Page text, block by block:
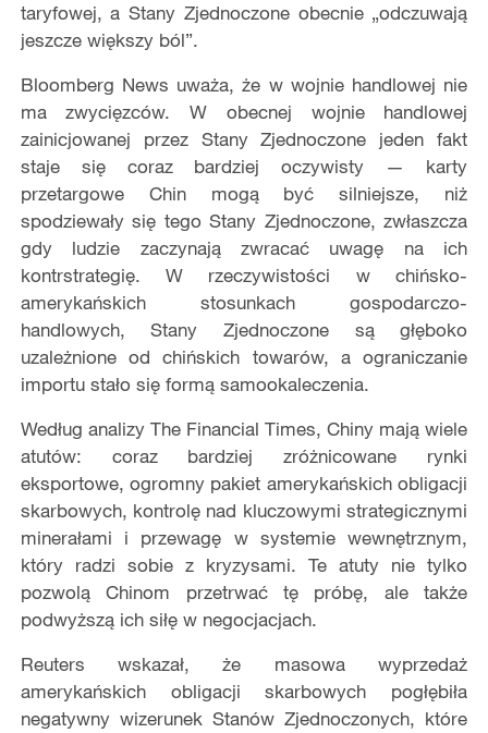
taryfowej, a Stany Zjednoczone obecnie „odczuwają
jeszcze większy ból”.
Bloomberg News uważa, że w wojnie handlowej nie
ma zwycięzców. W obecnej wojnie handlowej
zainicjowanej przez Stany Zjednoczone jeden fakt
staje się coraz bardziej oczywisty — karty
przetargowe Chin mogą być silniejsze, niż
spodziewały się tego Stany Zjednoczone, zwłaszcza
gdy ludzie zaczynają zwracać uwagę na ich
kontrstrategię. W rzeczywistości w chińsko-
amerykańskich stosunkach gospodarczo-
handlowych, Stany Zjednoczone są głęboko
uzależnione od chińskich towarów, a ograniczanie
importu stało się formą samookaleczenia.
Według analizy The Financial Times, Chiny mają wiele
atutów: coraz bardziej zróżnicowane rynki
eksportowe, ogromny pakiet amerykańskich obligacji
skarbowych, kontrolę nad kluczowymi strategicznymi
minerałami i przewagę w systemie wewnętrznym,
który radzi sobie z kryzysami. Te atuty nie tylko
pozwolą Chinom przetrwać tę próbę, ale także
podwyższą ich siłę w negocjacjach.
Reuters wskazał, że masowa wyprzedaż
amerykańskich obligacji skarbowych pogłębiła
negatywny wizerunek Stanów Zjednoczonych, które